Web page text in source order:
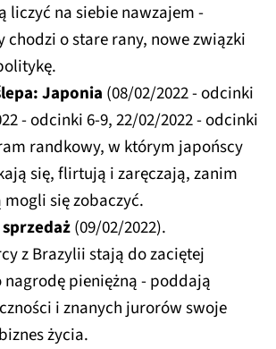
liczyć na siebie nawzajem -
chodzi o stare rany, nowe związki
Japonia (08/02/2022 - odcinki
- odcinki 6-9, 22/02/2022 - odcinki
randkowy, w którym japońscy
się, flirtują i zaręczają, zanim
mogli się zobaczyć.
(09/02/2022).
z Brazylii stają do zaciętej
pieniężną - poddają
i znanych jurorów swoje
życia.